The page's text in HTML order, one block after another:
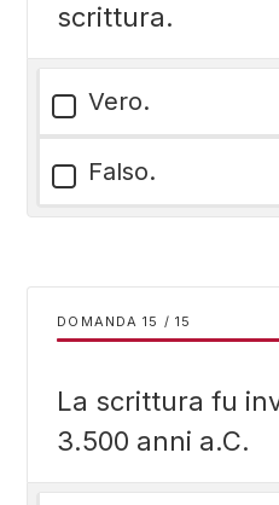
scrittura.
Vero.
Falso.
DOMANDA / 15
La scrittura fu
3.500 anni a.C.